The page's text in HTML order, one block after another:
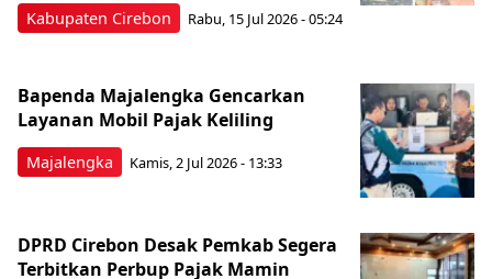
Kabupaten Cirebon Rabu, 15 Jul 2026 - 05:24
Majalengka
Bapenda Majalengka Gencarkan
Layanan Mobil Pajak Keliling
Kamis, 2 Jul 2026 - 13:33
DPRD Cirebon Desak Pemkab Segera
Terbitkan Perbup Pajak Mamin